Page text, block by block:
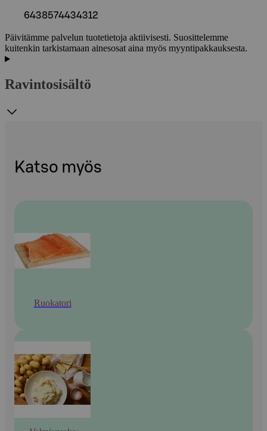
6438574434312
Päivitämme palvelun tuotetietoja aktiivisesti. Suosittelemme
kuitenkin tarkistamaan ainesosat aina myös myyntipakkauksesta.
Ravintosisältö
Katso myös
Ruokatori